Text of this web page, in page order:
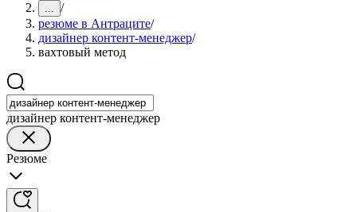
... /
резюме в Антраците/
дизайнер контент-менеджер/
вахтовый метод
дизайнер контент-менеджер
Резюме